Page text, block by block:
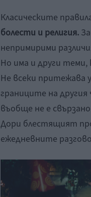
Класическите
болести и религия.
непримирими
Но има и други
Не всеки притежава
границите на
въобще не е
Дори блестящият
ежедневните